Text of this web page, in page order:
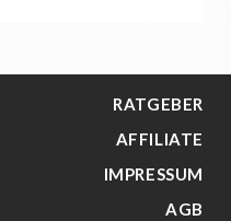
RATGEBER
AFFILIATE
IMPRESSUM
AGB